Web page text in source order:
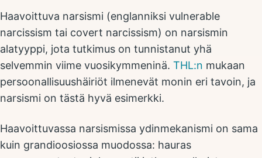
Haavoittuva narsismi (englanniksi vulnerable
narcissism tai covert narcissism) on narsismin
alatyyppi, jota tutkimus on tunnistanut yhä
selvemmin viime vuosikymmeninä. THL:n mukaan
persoonallisuushäiriöt ilmenevät monin eri tavoin, ja
narsismi on tästä hyvä esimerkki.
Haavoittuvassa narsismissa ydinmekanismi on sama
kuin grandioosiossa muodossa: hauras